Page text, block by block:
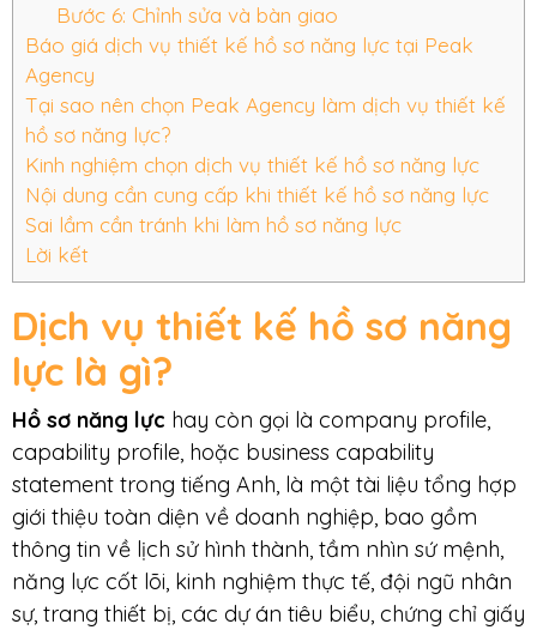
Bước 6: Chỉnh sửa và bàn giao
Báo giá dịch vụ thiết kế hồ sơ năng lực tại Peak
Agency
Tại sao nên chọn Peak Agency làm dịch vụ thiết kế
hồ sơ năng lực?
Kinh nghiệm chọn dịch vụ thiết kế hồ sơ năng lực
Nội dung cần cung cấp khi thiết kế hồ sơ năng lực
Sai lầm cần tránh khi làm hồ sơ năng lực
Lời kết
Dịch vụ thiết kế hồ sơ năng
lực là gì?
Hồ sơ năng lực hay còn gọi là company profile,
capability profile, hoặc business capability
statement trong tiếng Anh, là một tài liệu tổng hợp
giới thiệu toàn diện về doanh nghiệp, bao gồm
thông tin về lịch sử hình thành, tầm nhìn sứ mệnh,
năng lực cốt lõi, kinh nghiệm thực tế, đội ngũ nhân
sự, trang thiết bị, các dự án tiêu biểu, chứng chỉ giấy